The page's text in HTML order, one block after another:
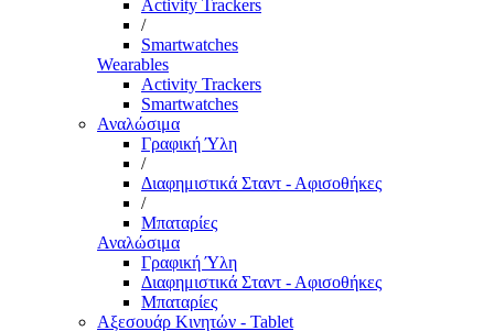
Activity Trackers
/
Smartwatches
Wearables
Activity Trackers
Smartwatches
Αναλώσιμα
Γραφική Ύλη
/
Διαφημιστικά Σταντ - Αφισοθήκες
/
Μπαταρίες
Αναλώσιμα
Γραφική Ύλη
Διαφημιστικά Σταντ - Αφισοθήκες
Μπαταρίες
Αξεσουάρ Κινητών - Tablet